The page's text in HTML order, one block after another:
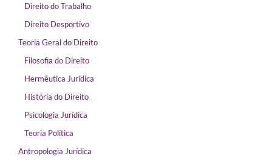
Direito do Trabalho
Direito Desportivo
Teoria Geral do Direito
Filosofia do Direito
Hermêutica Jurídica
História do Direito
Psicologia Jurídica
Teoria Política
Antropologia Jurídica